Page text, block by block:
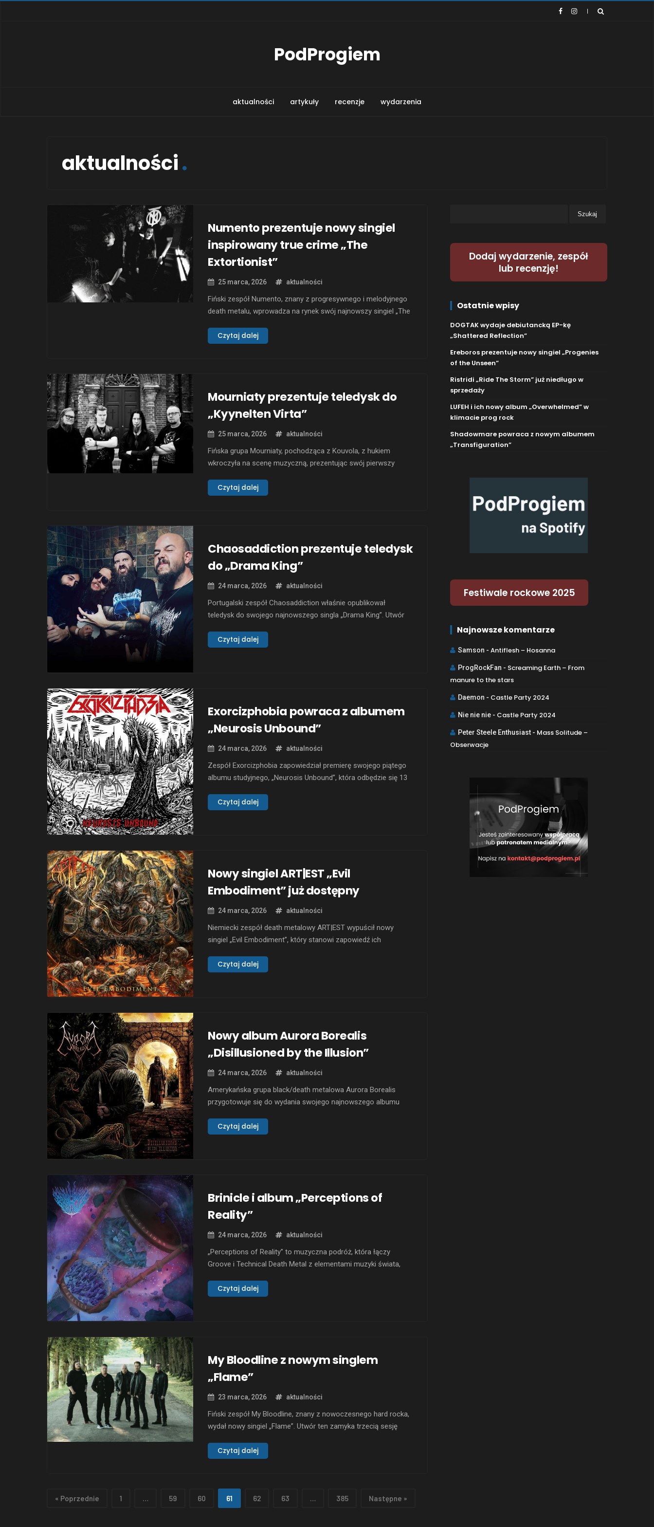
PodProgiem
aktualności artykuły recenzje wydarzenia
aktualności
Numento prezentuje nowy singiel
inspirowany true crime „The
Extortionist”
25 marca, 2026 aktualności
Fiński zespół Numento, znany z progresywnego i melodyjnego
death metalu, wprowadza na rynek swój najnowszy singiel „The
kryminalnymi, w których osoba z pozoru miła i serdeczna
Czytaj dalej
Mourniaty prezentuje teledysk do
„Kyynelten Virta”
25 marca, 2026 aktualności
Fińska grupa Mourniaty, pochodząca z Kouvola, z hukiem
wkroczyła na scenę muzyczną, prezentując swój pierwszy
białego wideo doskonale oddaje mroźny charakter kawałka, a
Czytaj dalej
Chaosaddiction prezentuje teledysk
do „Drama King”
24 marca, 2026 aktualności
Portugalski zespół Chaosaddiction właśnie opublikował
teledysk do swojego najnowszego singla „Drama King”. Utwór
zachwycić fanów klasycznego groove metalu. Dzięki
Czytaj dalej
Exorcizphobia powraca z albumem
„Neurosis Unbound”
24 marca, 2026 aktualności
Zespół Exorcizphobia zapowiedział premierę swojego piątego
albumu studyjnego, „Neurosis Unbound”, która odbędzie się 13
Doomentia Records oraz DTD Records w Japonii. Nowy album,
Czytaj dalej
Nowy singiel ART|EST „Evil
Embodiment” już dostępny
24 marca, 2026 aktualności
Niemiecki zespół death metalowy ART|EST wypuścił nowy
singiel „Evil Embodiment”, który stanowi zapowiedź ich
mrocznych tematów związanych z życiem po śmierci oraz
Czytaj dalej
Nowy album Aurora Borealis
„Disillusioned by the Illusion”
24 marca, 2026 aktualności
Amerykańska grupa black/death metalowa Aurora Borealis
przygotowuje się do wydania swojego najnowszego albumu
roku nakładem Non Serviam Records. Album dostępny będzie w
Czytaj dalej
Brinicle i album „Perceptions of
Reality”
24 marca, 2026 aktualności
„Perceptions of Reality” to muzyczna podróż, która łączy
Groove i Technical Death Metal z elementami muzyki świata,
percepcji i rzeczywistości. Album, stworzony przez zespół
Czytaj dalej
My Bloodline z nowym singlem
„Flame”
23 marca, 2026 aktualności
Fiński zespół My Bloodline, znany z nowoczesnego hard rocka,
wydał nowy singiel „Flame”. Utwór ten zamyka trzecią sesję
bardziej melodyjne brzmienia. Muzycy zainspirowali się
się na tle wcześniejszych utworów …
Czytaj dalej
« Poprzednie 1 59 60 61 62 63 385 Następne »
Dodaj wydarzenie, zespół
lub recenzję!
Ostatnie wpisy
DOGTAK wydaje debiutancką EP-kę
„Shattered Reflection”
Ereboros prezentuje nowy singiel „Progenies
of the Unseen”
Ristridi „Ride The Storm” już niedługo w
sprzedaży
LUFEH i ich nowy album „Overwhelmed” w
klimacie prog rock
Shadowmare powraca z nowym albumem
„Transfiguration”
Festiwale rockowe 2025
Najnowsze komentarze
Samson -Antiflesh – Hosanna
ProgRockFan - Screaming Earth – From
manure to the stars
Daemon - Castle Party 2024
Nie nie nie - Castle Party 2024
Peter Steele Enthusiast - Mass Solitude –
Obserwacje